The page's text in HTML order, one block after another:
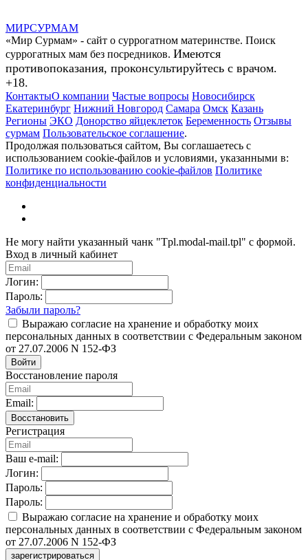
МИРСУРМАМ
«Мир Сурмам» - сайт о суррогатном материнстве. Поиск
суррогатных мам без посредников. Имеются
противопоказания, проконсультируйтесь с врачом.
+18.
КонтактыО компании Частые вопросы Новосибирск
Екатеринбург Нижний Новгород Самара Омск Казань
Регионы ЭКО Донорство яйцеклеток Беременность Отзывы
сурмам Пользовательское соглашение.
Продолжая пользоваться сайтом, Вы соглашаетесь с
использованием cookie-файлов и условиями, указанными в:
Политике по использованию cookie-файлов Политике
конфиденциальности
Не могу найти указанный чанк "Tpl.modal-mail.tpl" с формой.
Вход в личный кабинет
Логин:
Пароль:
Забыли пароль?
Выражаю согласие на хранение и обработку моих
персональных данных в соответствии с Федеральным законом
от 27.07.2006 N 152-ФЗ
Войти
Восстановление пароля
Email:
Восстановить
Регистрация
Ваш e-mail:
Логин:
Пароль:
Пароль:
Выражаю согласие на хранение и обработку моих
персональных данных в соответствии с Федеральным законом
от 27.07.2006 N 152-ФЗ
зарегистрироваться